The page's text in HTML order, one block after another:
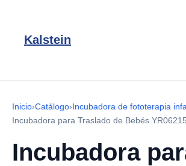
Kalstein
Inicio›Catálogo›Incubadora de fototerapia
Incubadora para Traslado de Bebés YR06215
Incubadora